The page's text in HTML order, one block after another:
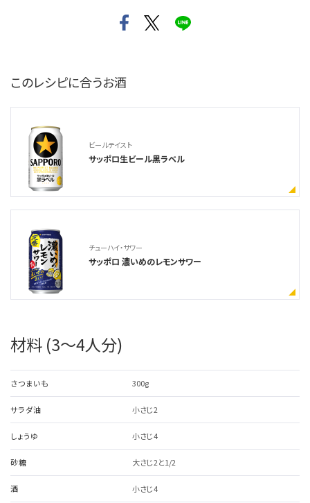
このレシピに合うお酒
ビールテイスト
サッポロ生ビール黒ラベル
チューハイ・サワー
サッポロ 濃いめのレモンサワー
材料 (3～4人分)
さつまいも 300g
サラダ油 小さじ2
しょうゆ 小さじ4
砂糖 大さじ2と1/2
酒 小さじ4